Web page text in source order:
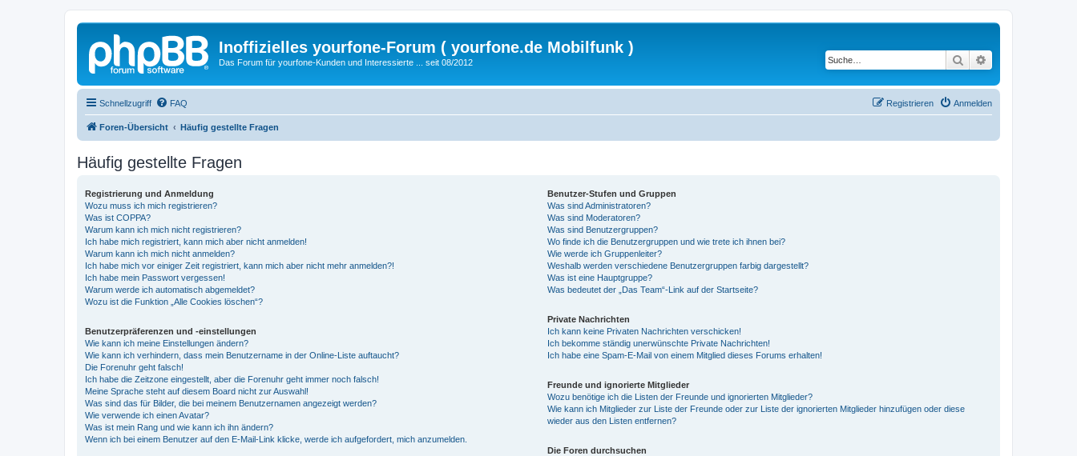
Inoffizielles yourfone-Forum ( yourfone.de Mobilfunk )
Das Forum für yourfone-Kunden und Interessierte ... seit 08/2012 Suche
Schnellzugriff FAQ Anmelden
Registrieren
Foren-Übersicht Häufig gestellte Fragen
Häufig gestellte Fragen
Registrierung und Anmeldung
Wozu muss ich mich registrieren?
Was ist COPPA?
Warum kann ich mich nicht registrieren?
Ich habe mich registriert, kann mich aber nicht anmelden!
Warum kann ich mich nicht anmelden?
Ich habe mich vor einiger Zeit registriert, kann mich aber nicht mehr anmelden?!
Ich habe mein Passwort vergessen!
Warum werde ich automatisch abgemeldet?
Wozu ist die Funktion „Alle Cookies löschen“?
Benutzerpräferenzen und -einstellungen
Wie kann ich meine Einstellungen ändern?
Wie kann ich verhindern, dass mein Benutzername in der Online-Liste auftaucht?
Die Forenuhr geht falsch!
Ich habe die Zeitzone eingestellt, aber die Forenuhr geht immer noch falsch!
Meine Sprache steht auf diesem Board nicht zur Auswahl!
Was sind das für Bilder, die bei meinem Benutzernamen angezeigt werden?
Wie verwende ich einen Avatar?
Was ist mein Rang und wie kann ich ihn ändern?
Wenn ich bei einem Benutzer auf den E-Mail-Link klicke, werde ich aufgefordert, mich anzumelden.
Benutzer-Stufen und Gruppen
Was sind Administratoren?
Was sind Moderatoren?
Was sind Benutzergruppen?
Wo finde ich die Benutzergruppen und wie trete ich ihnen bei?
Wie werde ich Gruppenleiter?
Weshalb werden verschiedene Benutzergruppen farbig dargestellt?
Was ist eine Hauptgruppe?
Was bedeutet der „Das Team“-Link auf der Startseite?
Private Nachrichten
Ich kann keine Privaten Nachrichten verschicken!
Ich bekomme ständig unerwünschte Private Nachrichten!
Ich habe eine Spam-E-Mail von einem Mitglied dieses Forums erhalten!
Freunde und ignorierte Mitglieder
Wozu benötige ich die Listen der Freunde und ignorierten Mitglieder?
Wie kann ich Mitglieder zur Liste der Freunde oder zur Liste der ignorierten Mitglieder hinzufügen oder diese
wieder aus den Listen entfernen?
Die Foren durchsuchen